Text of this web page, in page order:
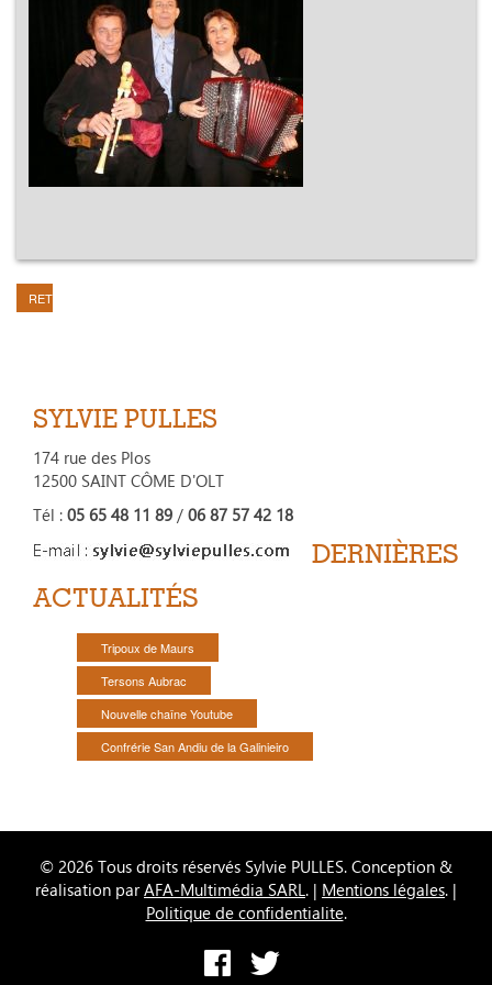
RETOUR
SYLVIE PULLES
174 rue des Plos
12500 SAINT CÔME D'OLT
Tél : 05 65 48 11 89 / 06 87 57 42 18
DERNIÈRES
ACTUALITÉS
Tripoux de Maurs
Tersons Aubrac
Nouvelle chaîne Youtube
Confrérie San Andiu de la Galinieiro
© 2026 Tous droits réservés Sylvie PULLES. Conception &
réalisation parAFA-Multimédia SARL. | Mentions légales. |
Politique de confidentialite.